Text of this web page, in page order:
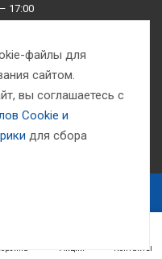
17:00
16:00
инженерно-торговый центр
Контакты
файлы для
сайтом.
вы соглашаетесь с
Сookie и
для сбора